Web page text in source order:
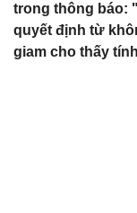
trong thông báo:
quyết định từ
giam cho thấy